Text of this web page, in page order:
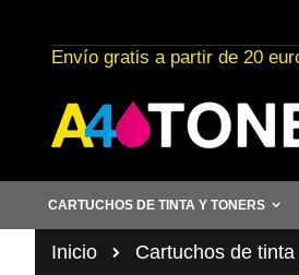
al
contenido
Envío gratis a partir de 20
CARTUCHOS DE TINTA Y TONERS
Inicio Cartuchos de